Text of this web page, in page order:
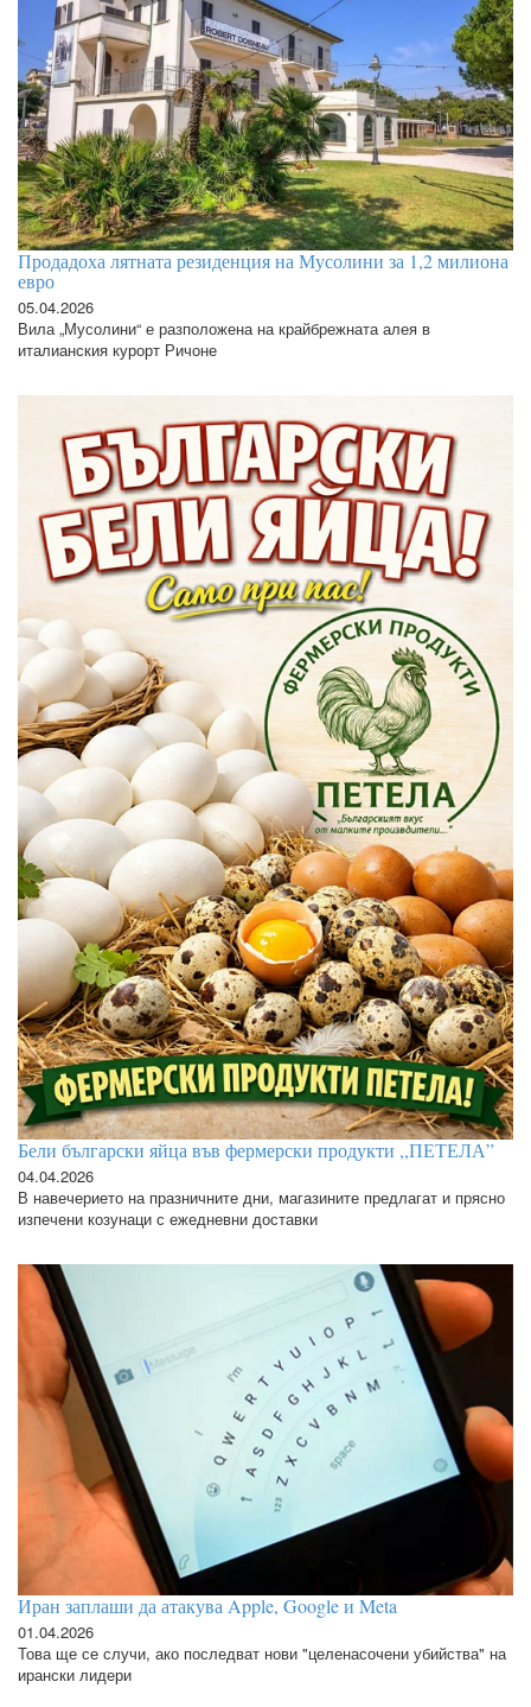
Продадоха лятната резиденция на Мусолини за 1,2 милиона
евро
05.04.2026
Вила „Мусолини“ е разположена на крайбрежната алея в
италианския курорт Ричоне
Бели български яйца във фермерски продукти ,,ПЕТЕЛА”
04.04.2026
В навечерието на празничните дни, магазините предлагат и прясно
изпечени козунаци с ежедневни доставки
Иран заплаши да атакува Apple, Google и Meta
01.04.2026
Това ще се случи, ако последват нови "целенасочени убийства" на
ирански лидери